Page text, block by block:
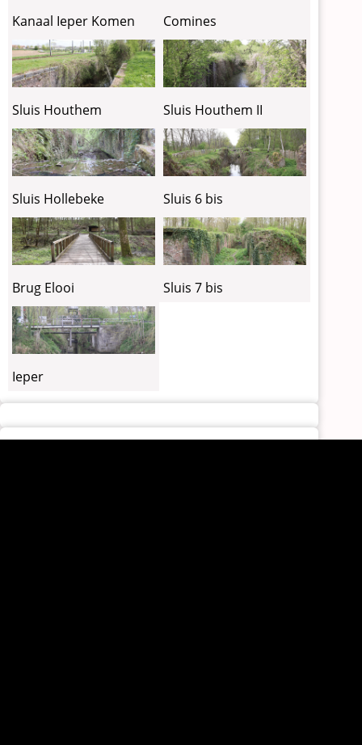
Kanaal Ieper Komen Comines
Sluis Houthem Sluis Houthem II
Sluis Hollebeke Sluis 6 bis
Brug Elooi Sluis 7 bis
Ieper